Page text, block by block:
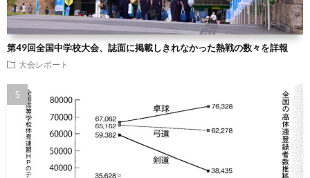
第49回全国中学校大会、誌面に掲載しきれなかった熱戦の数々を詳報
大会レポート